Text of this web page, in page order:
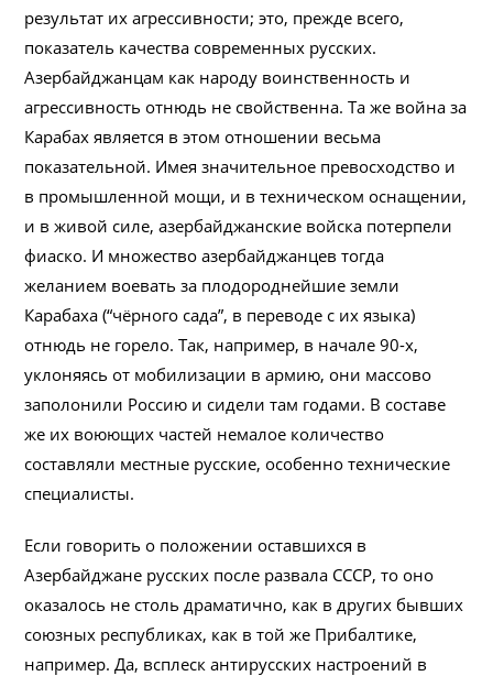
результат их агрессивности; это, прежде всего,
показатель качества современных русских.
Азербайджанцам как народу воинственность и
агрессивность отнюдь не свойственна. Та же война за
Карабах является в этом отношении весьма
показательной. Имея значительное превосходство и
в промышленной мощи, и в техническом оснащении,
и в живой силе, азербайджанские войска потерпели
фиаско. И множество азербайджанцев тогда
желанием воевать за плодороднейшие земли
Карабаха (“чёрного сада”, в переводе с их языка)
отнюдь не горело. Так, например, в начале 90-х,
уклоняясь от мобилизации в армию, они массово
заполонили Россию и сидели там годами. В составе
же их воюющих частей немалое количество
составляли местные русские, особенно технические
специалисты.
Если говорить о положении оставшихся в
Азербайджане русских после развала СССР, то оно
оказалось не столь драматично, как в других бывших
союзных республиках, как в той же Прибалтике,
например. Да, всплеск антирусских настроений в